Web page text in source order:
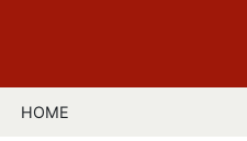
HOME